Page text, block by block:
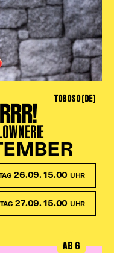
TOBOSO (DE)
26.09. 15.00 UHR
27.09. 15.00 UHR
AB 6